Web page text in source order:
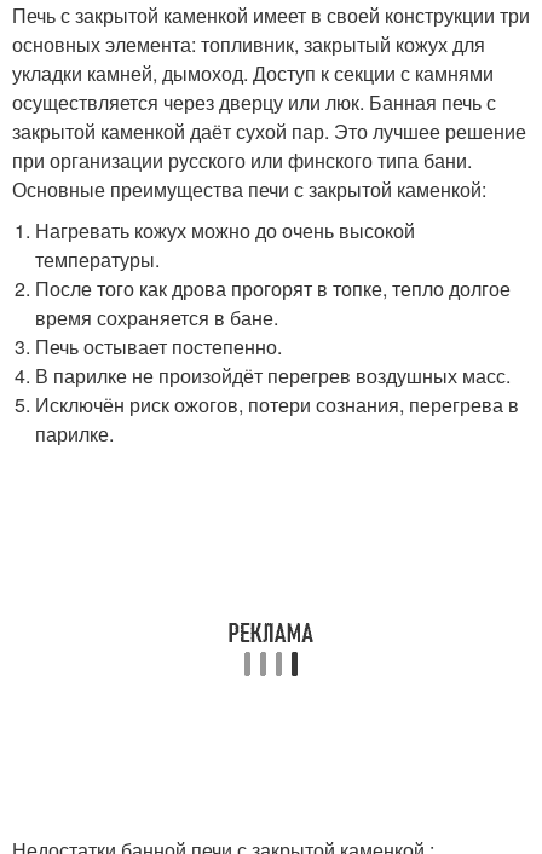
Печь с закрытой каменкой имеет в своей конструкции три
основных элемента: топливник, закрытый кожух для
укладки камней, дымоход. Доступ к секции с камнями
осуществляется через дверцу или люк. Банная печь с
закрытой каменкой даёт сухой пар. Это лучшее решение
при организации русского или финского типа бани.
Основные преимущества печи с закрытой каменкой:
Нагревать кожух можно до очень высокой
температуры.
После того как дрова прогорят в топке, тепло долгое
время сохраняется в бане.
Печь остывает постепенно.
В парилке не произойдёт перегрев воздушных масс.
Исключён риск ожогов, потери сознания, перегрева в
парилке.